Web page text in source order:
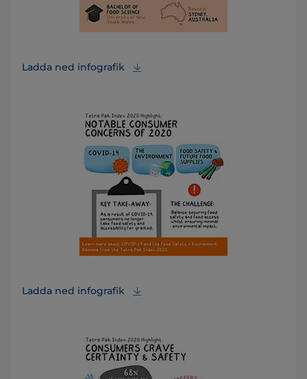
Ladda ned infografik
Ladda ned infografik